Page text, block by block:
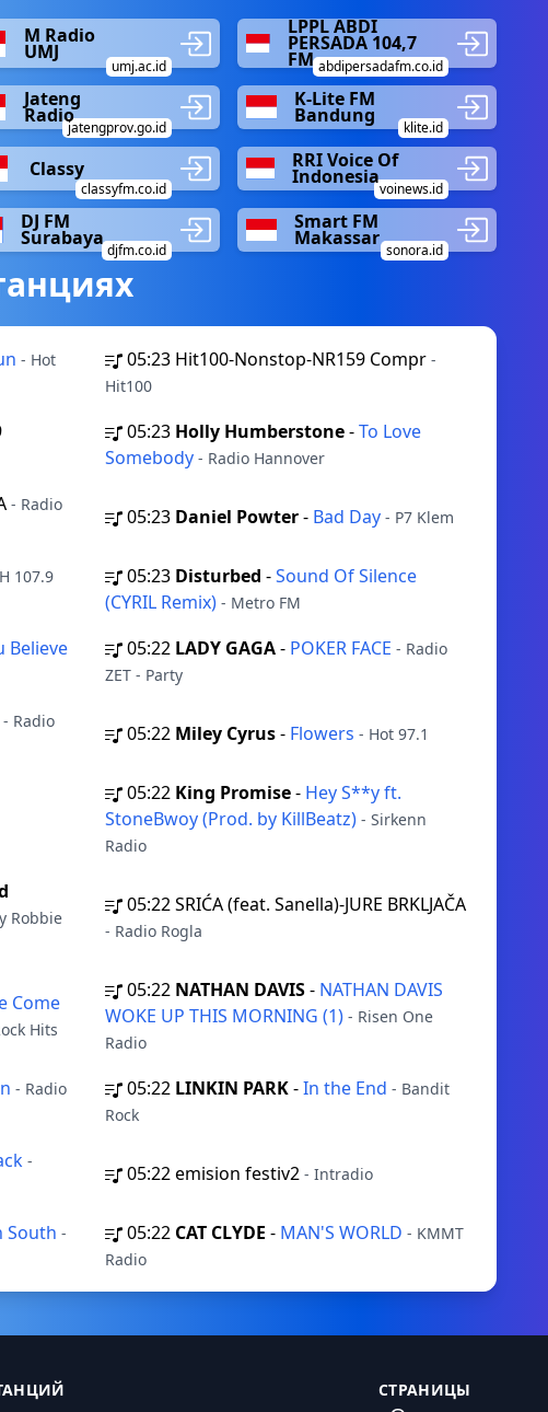
M Radio
UMJ
umj.ac.id
LPPL ABDI
PERSADA 104,7
FM abdipersadafm.co.id
Jateng
Radio
jatengprov.go.id
K-Lite FM
Bandung
klite.id
Classy
classyfm.co.id
RRI Voice Of
Indonesia
voinews.id
DJ FM
Surabaya
djfm.co.id
Smart FM
Makassar
sonora.id
- Hot
05:23 Hit100-Nonstop-NR159 Compr -
Hit100
05:23 Holly Humberstone-To Love
Somebody - Radio Hannover
- Radio
05:23 Daniel Powter- Bad Day - P7 Klem
107.9
05:23 Disturbed -Sound Of Silence
(CYRIL Remix) - Metro FM
Believe 05:22 LADY GAGA- POKER FACE - Radio
ZET - Party
- Radio
05:22 Miley Cyrus- Flowers - Hot 97.1
05:22 King Promise- Hey S**y ft.
StoneBwoy (Prod. by KillBeatz) - Sirkenn
Radio
Robbie
05:22SRIĆA (feat. Sanella)-JURE BRKLJAČA
- Radio Rogla
Come
Hits
05:22 NATHAN DAVIS- NATHAN DAVIS
WOKE UP THIS MORNING (1) - Risen One
Radio
- Radio
05:22 LINKIN PARK-In the End - Bandit
Rock
-
05:22emision festiv2 - Intradio
South -
05:22 CAT CLYDE - MAN'S WORLD - KMMT
Radio
СТРАНИЦЫ